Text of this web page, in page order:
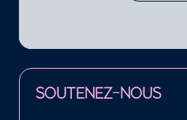
SOUTENEZ-NOUS
Retrouvez la Philharmonie de Paris